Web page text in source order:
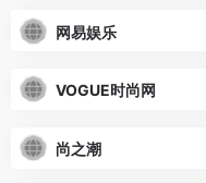
网易娱乐
VOGUE时尚网
尚之潮